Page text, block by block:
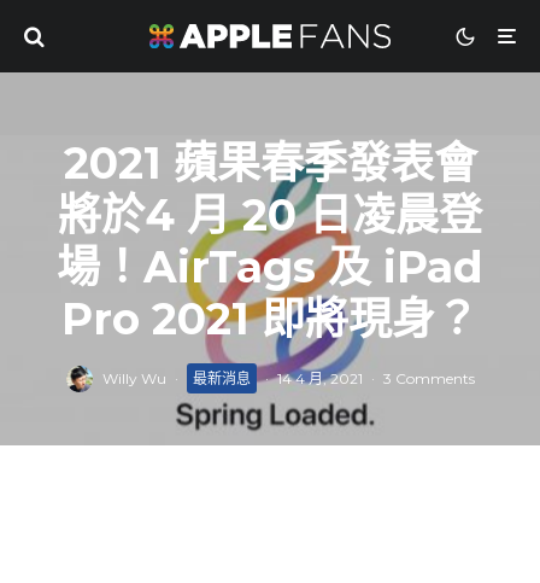
2021 蘋果春季發表會
將於4 月 20 日凌晨登
場！AirTags 及 iPad
Pro 2021 即將現身？
Willy Wu · 最新消息 · 14 4 月, 2021 · 3 Comments